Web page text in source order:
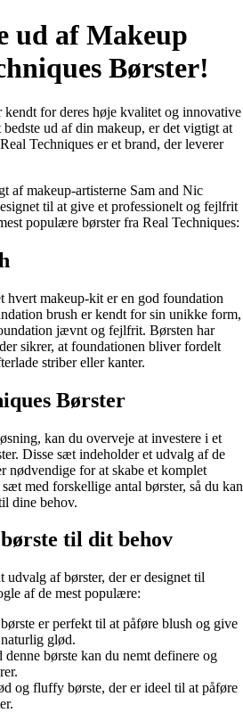
ud af Makeup
Børster!
kendt for deres høje kvalitet og innovative
ud af din makeup, er det vigtigt at
Techniques er et brand, der leverer
af makeup-artisterne Sam and Nic
til at give et professionelt og fejlfrit
populære børster fra Real Techniques:
hvert makeup-kit er en god foundation
brush er kendt for sin unikke form,
jævnt og fejlfrit. Børsten har
sikrer, at foundationen bliver fordelt
striber eller kanter.
Børster
kan du overveje at investere i et
Disse sæt indeholder et udvalg af de
nødvendige for at skabe et komplet
med forskellige antal børster, så du kan
dine behov.
til dit behov
udvalg af børster, der er designet til
af de mest populære:
er perfekt til at påføre blush og give
glød.
denne børste kan du nemt definere og
og fluffy børste, der er ideel til at påføre